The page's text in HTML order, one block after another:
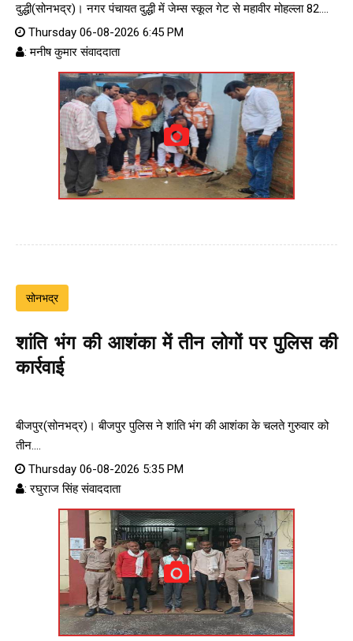
दुद्धी(सोनभद्र)। नगर पंचायत दुद्धी में जेम्स स्कूल गेट से महावीर मोहल्ला 82....
Thursday 06-08-2026 6:45 PM
: मनीष कुमार संवाददाता
सोनभद्र
शांति भंग की आशंका में तीन लोगों पर पुलिस की
कार्रवाई
बीजपुर(सोनभद्र)। बीजपुर पुलिस ने शांति भंग की आशंका के चलते गुरुवार को
तीन....
Thursday 06-08-2026 5:35 PM
: रघुराज सिंह संवाददाता